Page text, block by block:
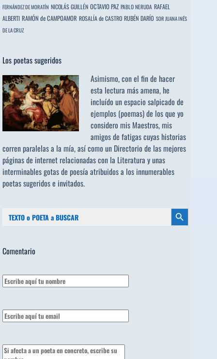
FERNÁNDEZ DE MORATÍN NICOLÁS GUILLÉN OCTAVIO PAZ PABLO NERUDA RAFAEL
ALBERTI RAMÓN de CAMPOAMOR ROSALÍA de CASTRO RUBÉN DARÍO SOR JUANA INÉS
DE LA CRUZ
Los poetas sugeridos
Asimismo, con el fin de hacer
esta lectura más amena, he
incluído un espacio salpicado de
ejemplos (poemas) de los que yo
considero mis Maestros, mis
amigos de fatigas cuyas historias
corren paralelas a la mía, así como un Directorio de las mejores
páginas de internet relacionadas con la Literatura y unas
interminables gotas de poesía atribuidos a los innumerables
poetas sugeridose invitados.
Botón de búsqueda
Comentario